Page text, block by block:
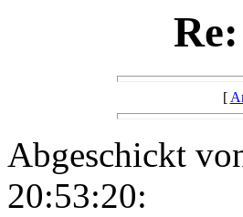
[
Abgeschickt
20:53:20: